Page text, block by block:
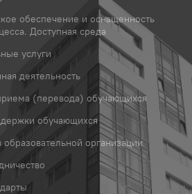
обеспечение и оснащенность
Доступная среда
услуги
деятельность
(перевода) обучающихся
обучающихся
образовательной организации